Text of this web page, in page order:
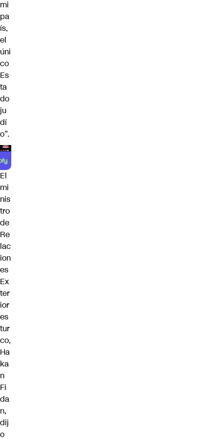
mi
pa
ís,
el
úni
co
Es
ta
do
ju
dí
o”.
El
mi
nis
tro
de
Re
lac
ion
es
Ex
ter
ior
es
tur
co,
Ha
ka
n
Fi
da
n,
dij
o